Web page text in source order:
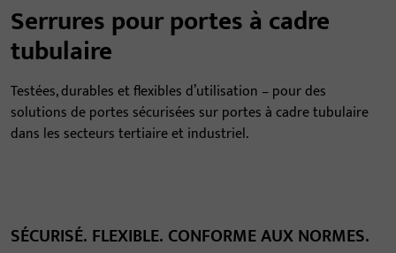
Serrures pour portes à cadre
tubulaire
Testées, durables et flexibles d’utilisation – pour des
solutions de portes sécurisées sur portes à cadre tubulaire
dans les secteurs tertiaire et industriel.
SÉCURISÉ. FLEXIBLE. CONFORME AUX NORMES.